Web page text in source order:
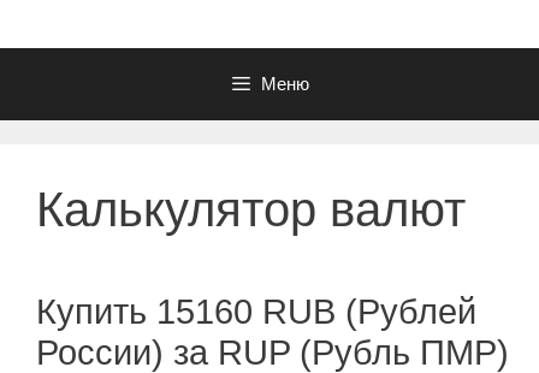
Меню
Калькулятор валют
Купить 15160 RUB (Рублей
России) за RUP (Рубль ПМР)